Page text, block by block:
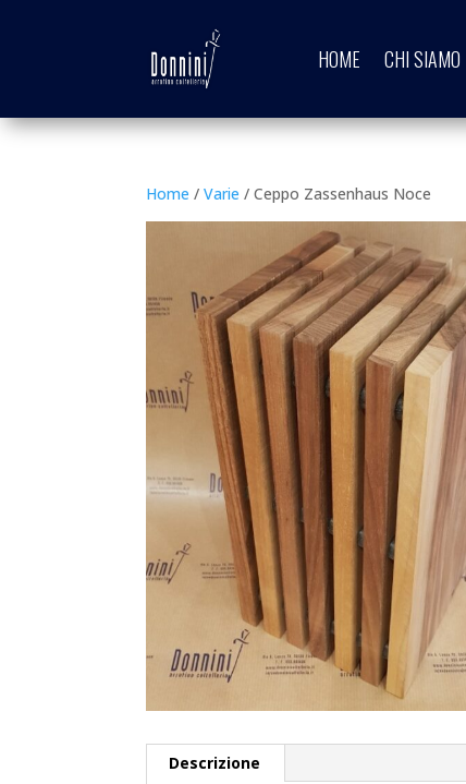
HOME CHI SIAMO
Home /Varie / Ceppo Zassenhaus Noce
Descrizione